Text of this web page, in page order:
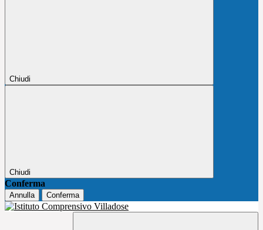
Chiudi
Chiudi
Conferma
Annulla Conferma